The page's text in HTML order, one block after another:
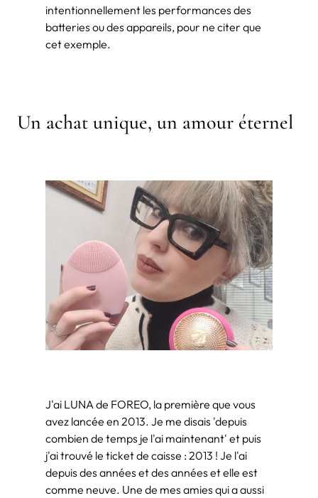
intentionnellement les performances des
batteries ou des appareils, pour ne citer que
cet exemple.
Un achat unique, un amour éternel
J'ai LUNA de FOREO, la première que vous
avez lancée en 2013. Je me disais 'depuis
combien de temps je l'ai maintenant' et puis
j'ai trouvé le ticket de caisse : 2013 ! Je l'ai
depuis des années et des années et elle est
comme neuve. Une de mes amies qui a aussi